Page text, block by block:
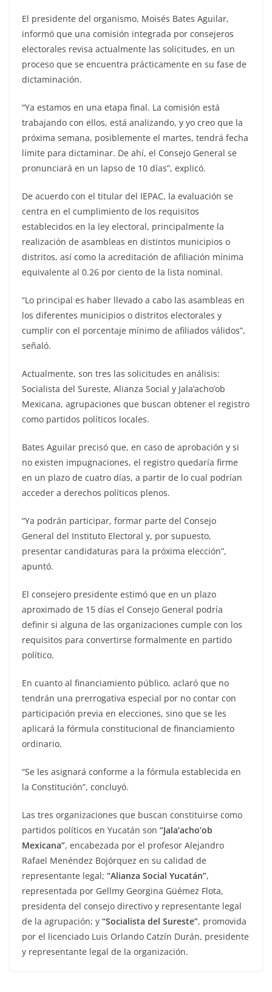
El presidente del organismo, Moisés Bates Aguilar,
informó que una comisión integrada por consejeros
electorales revisa actualmente las solicitudes, en un
proceso que se encuentra prácticamente en su fase de
dictaminación.
“Ya estamos en una etapa final. La comisión está
trabajando con ellos, está analizando, y yo creo que la
próxima semana, posiblemente el martes, tendrá fecha
límite para dictaminar. De ahí, el Consejo General se
pronunciará en un lapso de 10 días”, explicó.
De acuerdo con el titular del IEPAC, la evaluación se
centra en el cumplimiento de los requisitos
establecidos en la ley electoral, principalmente la
realización de asambleas en distintos municipios o
distritos, así como la acreditación de afiliación mínima
equivalente al 0.26 por ciento de la lista nominal.
“Lo principal es haber llevado a cabo las asambleas en
los diferentes municipios o distritos electorales y
cumplir con el porcentaje mínimo de afiliados válidos”,
señaló.
Actualmente, son tres las solicitudes en análisis:
Socialista del Sureste, Alianza Social y Jala’acho’ob
Mexicana, agrupaciones que buscan obtener el registro
como partidos políticos locales.
Bates Aguilar precisó que, en caso de aprobación y si
no existen impugnaciones, el registro quedaría firme
en un plazo de cuatro días, a partir de lo cual podrían
acceder a derechos políticos plenos.
“Ya podrán participar, formar parte del Consejo
General del Instituto Electoral y, por supuesto,
presentar candidaturas para la próxima elección”,
apuntó.
El consejero presidente estimó que en un plazo
aproximado de 15 días el Consejo General podría
definir si alguna de las organizaciones cumple con los
requisitos para convertirse formalmente en partido
político.
En cuanto al financiamiento público, aclaró que no
tendrán una prerrogativa especial por no contar con
participación previa en elecciones, sino que se les
aplicará la fórmula constitucional de financiamiento
ordinario.
“Se les asignará conforme a la fórmula establecida en
la Constitución”, concluyó.
Las tres organizaciones que buscan constituirse como
partidos políticos en Yucatán son “Jala’acho’ob
Mexicana”, encabezada por el profesor Alejandro
Rafael Menéndez Bojórquez en su calidad de
representante legal; “Alianza Social Yucatán”,
representada por Gellmy Georgina Güémez Flota,
presidenta del consejo directivo y representante legal
de la agrupación; y “Socialista del Sureste”, promovida
por el licenciado Luis Orlando Catzín Durán, presidente
y representante legal de la organización.